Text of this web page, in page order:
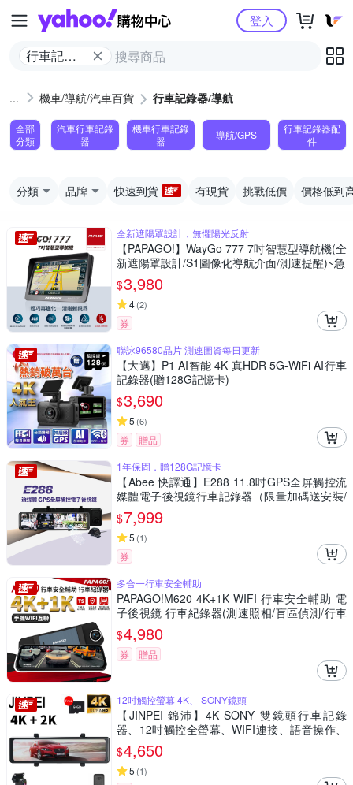
Yahoo購物中心
行車記錄
登入
機車/導航/汽車百貨 行車記錄器/導航
全部
分類
汽車行車記錄
器
機車行車記錄
器
導航/GPS
行車記錄器配
件
分類 品牌 快速到貨 有現貨 挑戰低價 價格低到
全新遮陽罩設計，無懼陽光反射
【PAPAGO!】WayGo 777 7吋智慧型導航機(全
新遮陽罩設計/S1圖像化導航介面/測速提醒)~急
$3,980
4(2)
券
聯詠96580晶片 測速圖資每日更新
【大邁】P1 AI智能 4K 真HDR 5G-WiFi AI行車
記錄器(贈128G記憶卡)
$3,690
5 (6)
券
贈品
1年保固，贈128G記憶卡
【Abee 快譯通】E288 11.8吋GPS全屏觸控流
媒體電子後視鏡行車記錄器（限量加碼送安裝/
SONY星光大光圈/科技執法/區間測速/贈128G
卡）
$7,999
5 (1)
券
多合一行車安全輔助
PAPAGO!M620 4K+1K WIFI 行車安全輔助 電
子後視鏡 行車紀錄器(測速照相/盲區偵測/行車
記錄器)~急
$4,980
券 贈品
12吋觸控螢幕 4K、 SONY鏡頭
【JINPEI 錦沛】4K SONY 雙鏡頭行車記錄
器、12吋觸控全螢幕、WIFI連接、語音操作、
GPS測速 (贈64GB記憶卡)
$4,650
5 (1)